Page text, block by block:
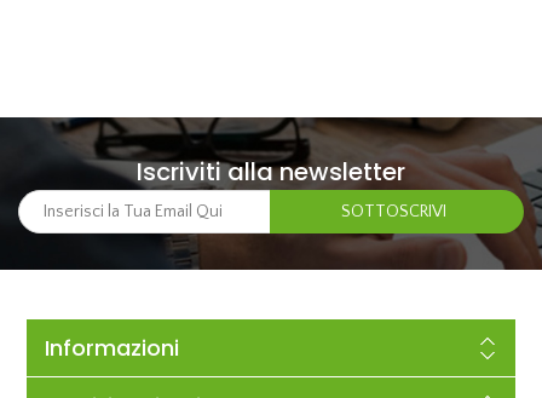
Iscriviti alla newsletter
Informazioni